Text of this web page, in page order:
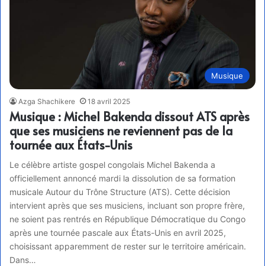
Musique
Azga Shachikere 18 avril 2025
Musique : Michel Bakenda dissout ATS après
que ses musiciens ne reviennent pas de la
tournée aux États-Unis
Le célèbre artiste gospel congolais Michel Bakenda a
officiellement annoncé mardi la dissolution de sa formation
musicale Autour du Trône Structure (ATS). Cette décision
intervient après que ses musiciens, incluant son propre frère,
ne soient pas rentrés en République Démocratique du Congo
après une tournée pascale aux États-Unis en avril 2025,
choisissant apparemment de rester sur le territoire américain.
Dans…